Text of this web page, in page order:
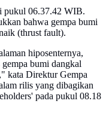
pukul 06.37.42 WIB.
bahwa gempa bumi
(thrust fault).
hiposenternya,
bumi dangkal
kata Direktur Gempa
rilis yang dibagikan
pada pukul 08.18